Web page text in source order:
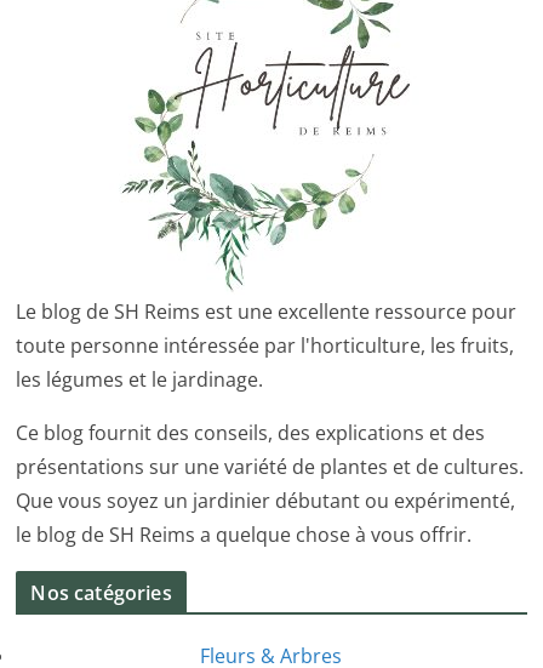
Le blog de SH Reims est une excellente ressource pour
toute personne intéressée par l'horticulture, les fruits,
les légumes et le jardinage.
Ce blog fournit des conseils, des explications et des
présentations sur une variété de plantes et de cultures.
Que vous soyez un jardinier débutant ou expérimenté,
le blog de SH Reims a quelque chose à vous offrir.
Nos catégories
Fleurs & Arbres